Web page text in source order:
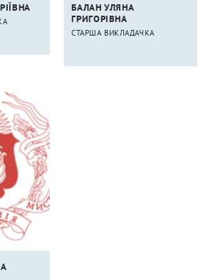
БАЛАН УЛЯНА
ГРИГОРІВНА
СТАРША ВИКЛАДАЧКА